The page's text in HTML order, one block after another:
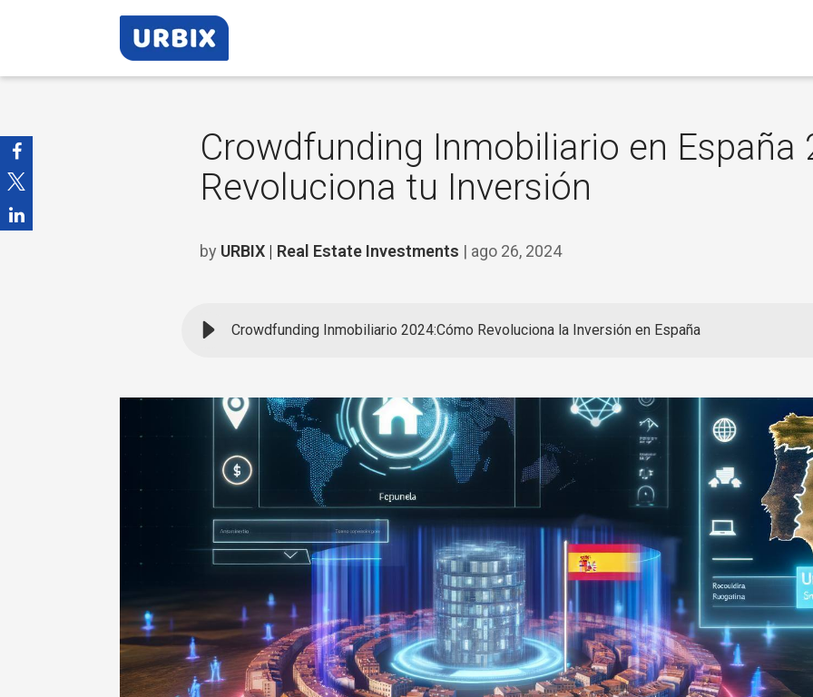
Crowdfunding Inmobiliario en España
Revoluciona tu Inversión
by URBIX | Real Estate Investments | ago 26, 2024
Crowdfunding Inmobiliario 2024:Cómo Revoluciona la Inversión en España